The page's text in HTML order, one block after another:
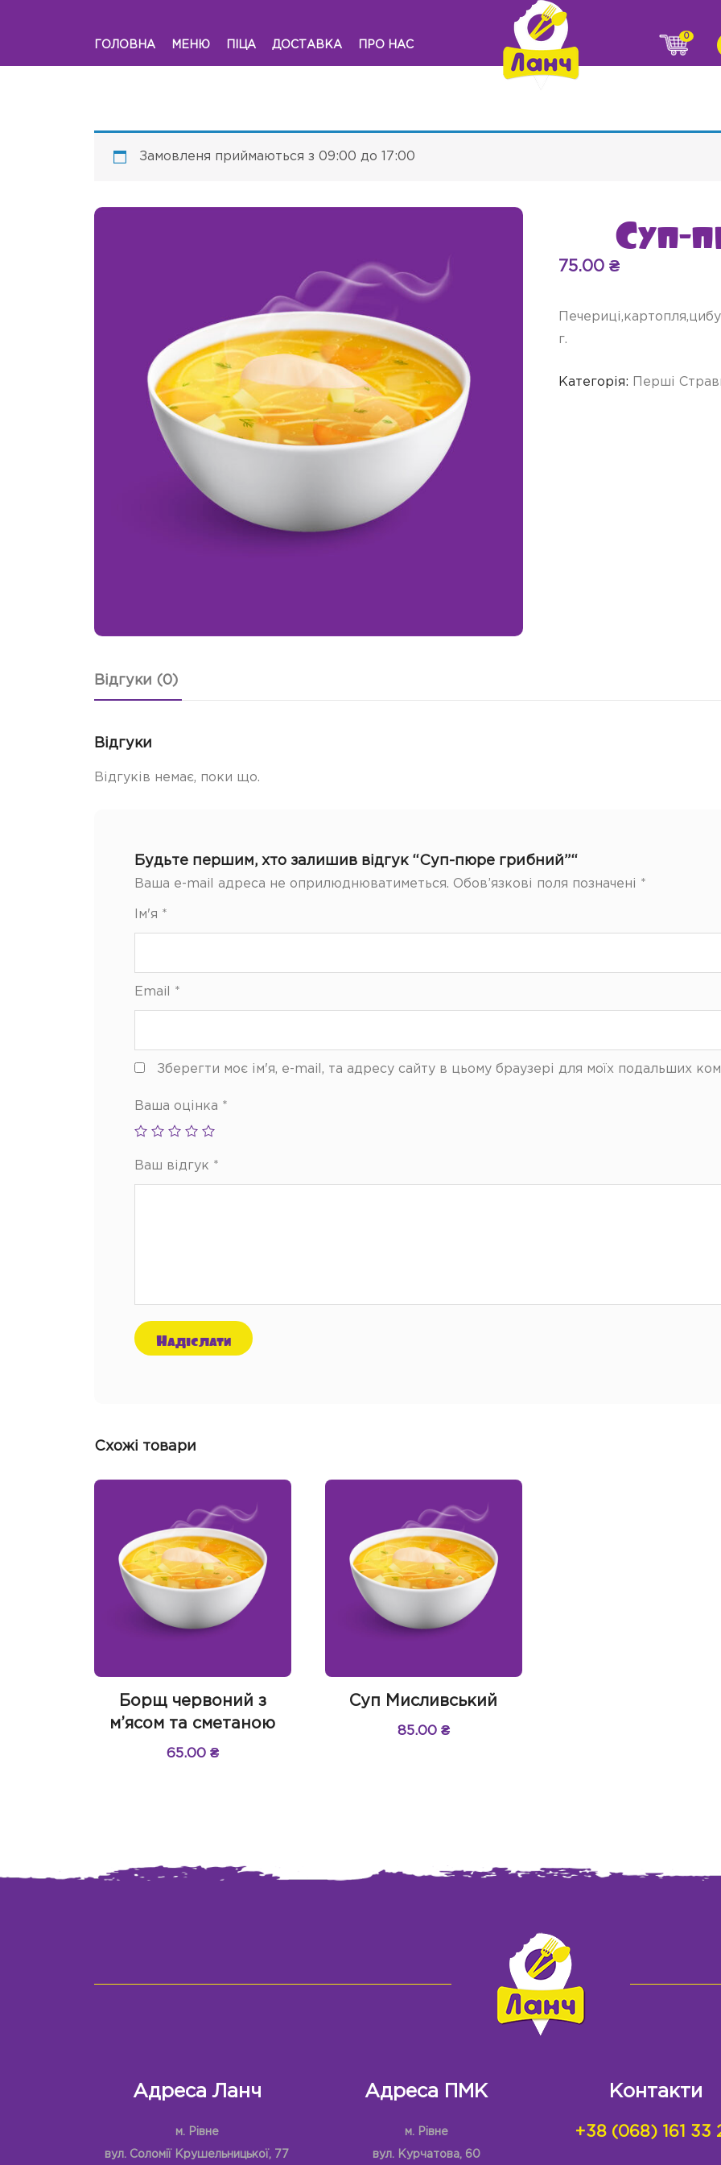
ГОЛОВНА МЕНЮ ПІЦА ДОСТАВКА ПРО НАС
0
Замовленя приймаються з 09:00 до 17:00
Суп-
75.00₴
г.
Категорія: Перші
Відгуки (0)
Відгуки
Відгуків немає, поки що.
Будьте першим, хто залишив відгук “Суп-пюре грибний”“
Ваша e-mail адреса не оприлюднюватиметься. Обов’язкові поля позначені *
Ім'я *
Email *
Зберегти моє ім'я, e-mail, та адресу сайту в цьому браузері для моїх подальших
Ваша оцінка *
Ваш відгук *
Схожі товари
Борщ червоний з
м’ясом та сметаною
65.00 ₴
Суп Мисливський
85.00 ₴
Адреса Ланч
м. Рівне
вул. Соломії Крушельницької, 77
Адреса ПМК
м. Рівне
вул. Курчатова, 60
Контакти
+38 (068) 161 33